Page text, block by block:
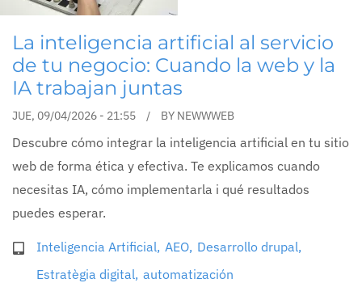
La inteligencia artificial al servicio
de tu negocio: Cuando la web y la
IA trabajan juntas
JUE, 09/04/2026 - 21:55 BY NEWWWEB
Descubre cómo integrar la inteligencia artificial en tu sitio
web de forma ética y efectiva. Te explicamos cuando
necesitas IA, cómo implementarla i qué resultados
puedes esperar.
Inteligencia Artificial AEO Desarrollo drupal
Estratègia digital automatización